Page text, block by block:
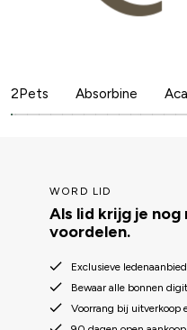
2Pets Absorbine
WORD LID
Als lid krijg je nog
voordelen.
Exclusieve
Bewaar alle bonnen
Voorrang bij uitverkoop